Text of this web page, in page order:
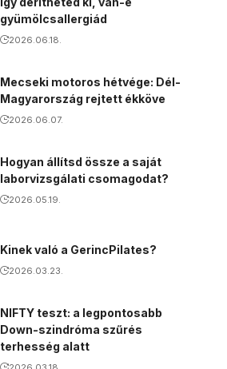
gyümölcsallergiád
2026.06.18.
Mecseki motoros hétvége: Dél-
Magyarország rejtett ékköve
2026.06.07.
Hogyan állítsd össze a saját
laborvizsgálati csomagodat?
2026.05.19.
Kinek való a GerincPilates?
2026.03.23.
NIFTY teszt: a legpontosabb
Down-szindróma szűrés
terhesség alatt